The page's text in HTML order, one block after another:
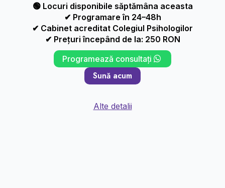
🟢 Locuri disponibile săptămâna aceasta
✔ Programare în 24–48h
✔ Cabinet acreditat Colegiul Psihologilor
✔ Prețuri începând de la: 250 RON
Programează consultați
Sună acum
Alte detalii